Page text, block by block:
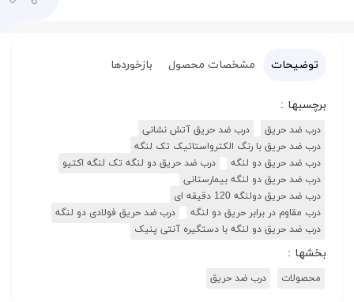
توضیحات مشخصات محصول بازخوردها
برچسبها :
درب ضد حریق
درب ضد حریق آتش نشانی
درب ضد حریق با رنگ الکترواستاتیک تک لنگه
درب ضد حریق دو لنگه
درب ضد حریق دو لنگه تک لنگه اکتیو
درب ضد حریق دو لنگه بیمارستانی
درب ضد حریق دولنگه 120 دقیقه ای
درب مقاوم در برابر حریق دو لنگه
درب ضد حریق فولادی دو لنگه
درب ضد حریق دو لنگه با دستگیره آنتی پنیک
بخشها :
محصولات درب ضد حریق